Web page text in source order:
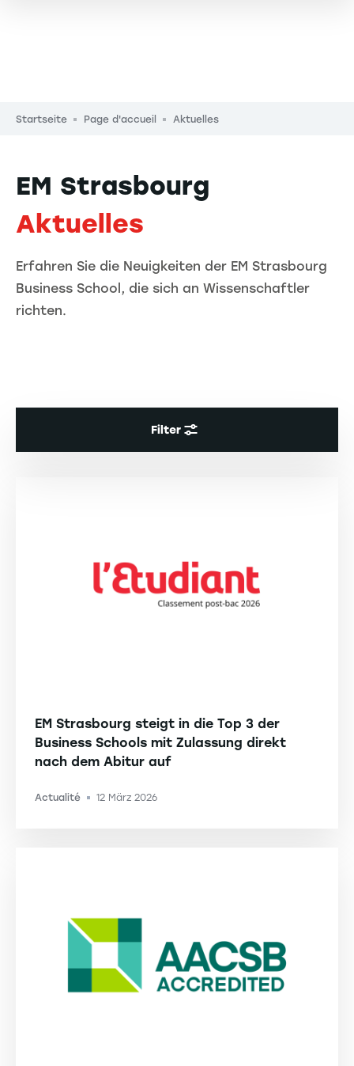
Pfadnavigation
Startseite Page d'accueil Aktuelles
EM Strasbourg
Aktuelles
Erfahren Sie die Neuigkeiten der EM Strasbourg
Business School, die sich an Wissenschaftler
richten.
Filter
EM Strasbourg steigt in die Top 3 der
Business Schools mit Zulassung direkt
nach dem Abitur auf
Actualité -12 März 2026